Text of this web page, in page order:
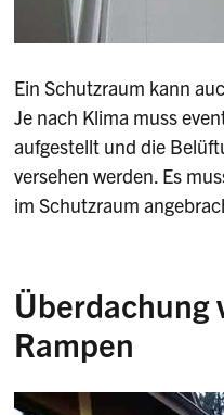
Ein Schutzraum kann
Je nach Klima muss
aufgestellt und die
versehen werden. Es
im Schutzraum
Überdachung
Rampen